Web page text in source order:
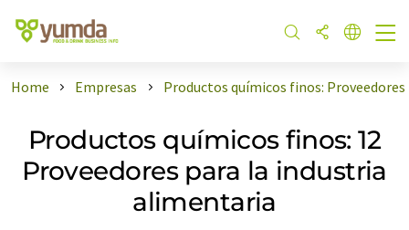
Home Empresas Productos químicos finos: Proveedores
Productos químicos finos: 12
Proveedores para la industria
alimentaria